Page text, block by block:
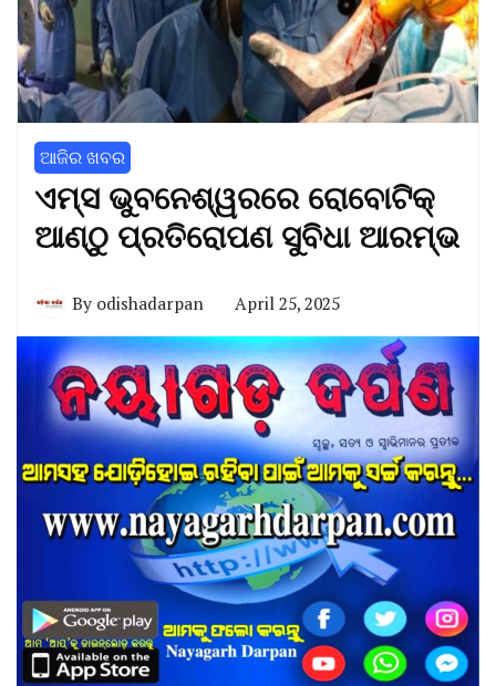
ଆଜିର ଖବର
ଏମ୍ସ ଭୁବନେଶ୍ୱରରେ ରୋବୋଟିକ୍
ଆଣ୍ଠୁ ପ୍ରତିରୋପଣ ସୁବିଧା ଆରମ୍ଭ
By odishadarpan April 25, 2025